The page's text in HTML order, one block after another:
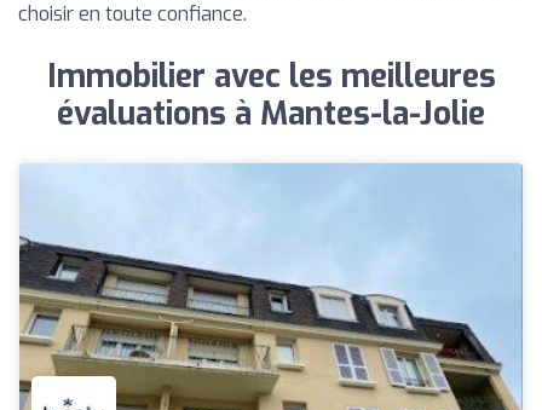
choisir en toute confiance.
Immobilier avec les meilleures
évaluations à Mantes-la-Jolie